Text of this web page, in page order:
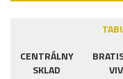
CENTRÁLNY
SKLAD